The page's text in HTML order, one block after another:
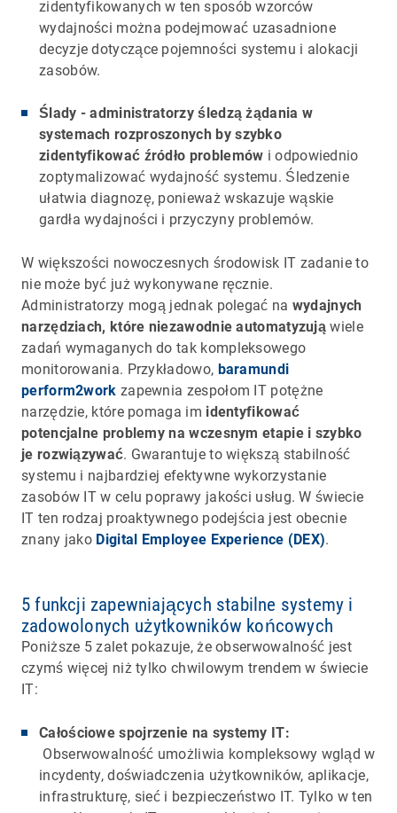
zidentyfikowanych w ten sposób wzorców
wydajności można podejmować uzasadnione
decyzje dotyczące pojemności systemu i alokacji
zasobów.
Ślady - administratorzy śledzą żądania w
systemach rozproszonych by szybko
zidentyfikować źródło problemów i odpowiednio
zoptymalizować wydajność systemu. Śledzenie
ułatwia diagnozę, ponieważ wskazuje wąskie
gardła wydajności i przyczyny problemów.
W większości nowoczesnych środowisk IT zadanie to
nie może być już wykonywane ręcznie.
Administratorzy mogą jednak polegać na wydajnych
narzędziach, które niezawodnie automatyzują wiele
zadań wymaganych do tak kompleksowego
monitorowania. Przykładowo, baramundi
perform2work zapewnia zespołom IT potężne
narzędzie, które pomaga im identyfikować
potencjalne problemy na wczesnym etapie i szybko
je rozwiązywać. Gwarantuje to większą stabilność
systemu i najbardziej efektywne wykorzystanie
zasobów IT w celu poprawy jakości usług. W świecie
IT ten rodzaj proaktywnego podejścia jest obecnie
znany jako Digital Employee Experience (DEX).
5 funkcji zapewniających stabilne systemy i
zadowolonych użytkowników końcowych
Poniższe 5 zalet pokazuje, że obserwowalność jest
czymś więcej niż tylko chwilowym trendem w świecie
IT:
Całościowe spojrzenie na systemy IT:
Obserwowalność umożliwia kompleksowy wgląd w
incydenty, doświadczenia użytkowników, aplikacje,
infrastrukturę, sieć i bezpieczeństwo IT. Tylko w ten